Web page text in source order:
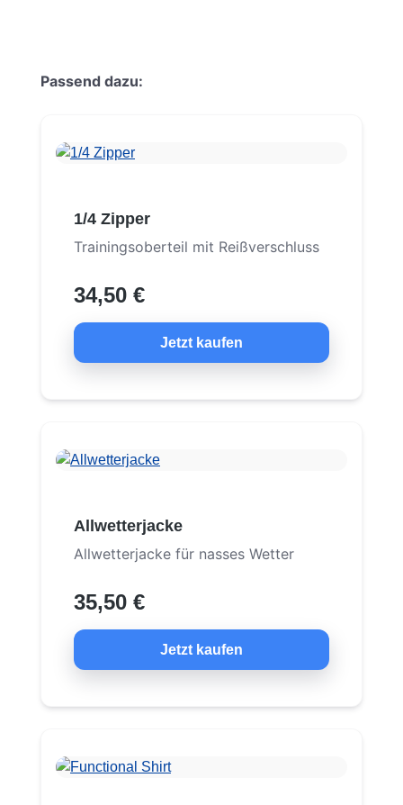
Produktgalerie überspringen
Passend dazu:
1/4 Zipper
Trainingsoberteil mit Reißverschluss
34,50 €
Jetzt kaufen
Allwetterjacke
Allwetterjacke für nasses Wetter
35,50 €
Jetzt kaufen